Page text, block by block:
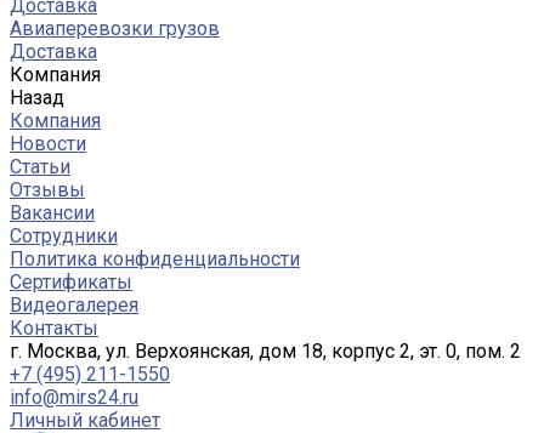
Доставка
Авиаперевозки грузов
Доставка
Компания
Назад
Компания
Новости
Статьи
Отзывы
Вакансии
Сотрудники
Политика конфиденциальности
Сертификаты
Видеогалерея
Контакты
г. Москва, ул. Верхоянская, дом 18, корпус 2, эт. 0, пом. 2
+7 (495) 211-1550
info@mirs24.ru
Личный кабинет